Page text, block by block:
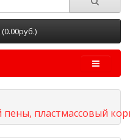
пластмассовый